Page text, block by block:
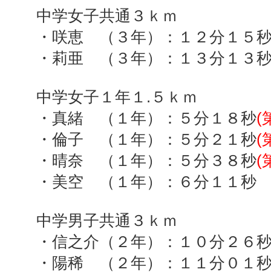
中学女子共通３ｋｍ
・咲恵 （３年）：１２分１５
・莉亜 （３年）：１３分１３
中学女子１年１ . ５ｋｍ
・真緒 （１年）：５分１８秒(
・倫子 （１年）：５分２１秒(
・晴奈 （１年）：５分３８秒(
・美空 （１年）：６分１１秒
中学男子共通３ｋｍ
・信之介（２年）：１０分２６
・陽稀 （２年）：１１分０１